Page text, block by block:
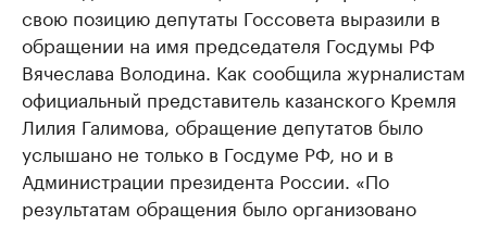
свою позицию депутаты Госсовета выразили в
обращении на имя председателя Госдумы РФ
Вячеслава Володина. Как сообщила журналистам
официальный представитель казанского Кремля
Лилия Галимова, обращение депутатов было
услышано не только в Госдуме РФ, но и в
Администрации президента России. «По
результатам обращения было организовано